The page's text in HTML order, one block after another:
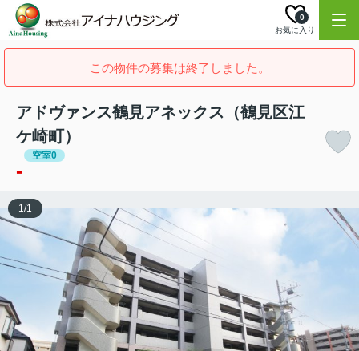
お気に入り
0
この物件の募集は終了しました。
アドヴァンス鶴見アネックス（鶴見区江
ケ崎町）
空室0
-
1/1